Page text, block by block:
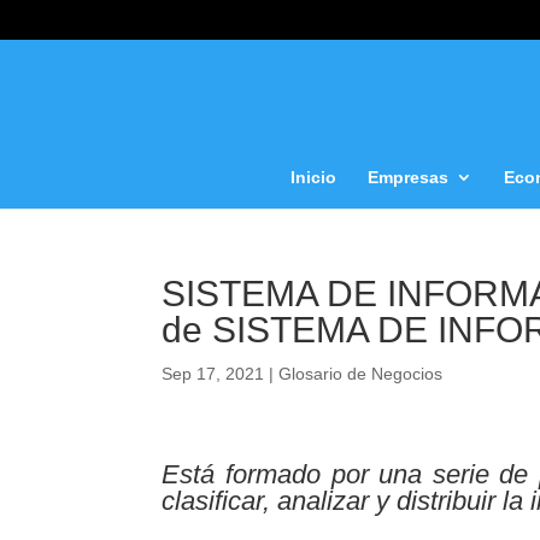
Inicio Empresas
SISTEMA DE
de SISTEMA DE
Sep 17, 2021 |Glosario de Negocios
Está formado por una serie de
clasificar, analizar y distribuir la